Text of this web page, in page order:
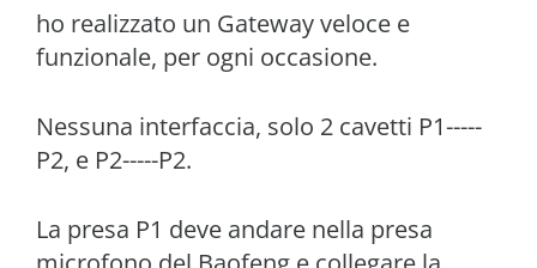
ho realizzato un Gateway veloce e
funzionale, per ogni occasione.
Nessuna interfaccia, solo 2 cavetti P1-----
P2, e P2-----P2.
La presa P1 deve andare nella presa